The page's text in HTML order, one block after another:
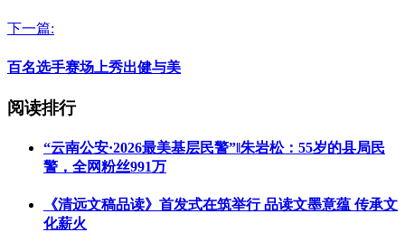
下一篇:
百名选手赛场上秀出健与美
阅读排行
“云南公安·2026最美基层民警”‖朱岩松：55岁的县局民
警，全网粉丝991万
《清远文稿品读》首发式在筑举行 品读文墨意蕴 传承文
化薪火